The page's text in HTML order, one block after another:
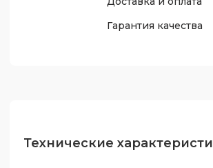
Гарантия качества
Технические